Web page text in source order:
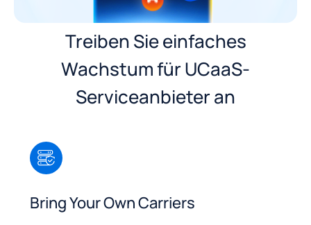
Treiben Sie einfaches
Wachstum für UCaaS-
Serviceanbieter an
Bring Your Own Carriers